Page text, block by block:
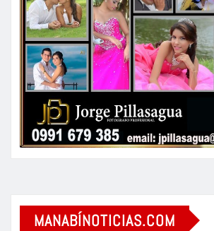
MANABÍNOTICIAS.COM